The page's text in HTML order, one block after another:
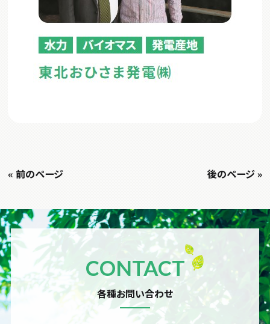
« 前のページ 後のページ »
CONTACT
各種お問い合わせ